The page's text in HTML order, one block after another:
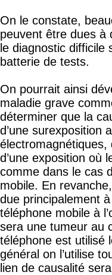
On le constate,
peuvent être dues à
le diagnostic
batterie de tests.
On pourrait ainsi
maladie grave
déterminer que la
d’une surexposition
d’une exposition où
comme dans le cas
mobile. En
due principalement
téléphone mobile à
sera une tumeur au
téléphone est utilisé
général on l’utilise
lien de causalité